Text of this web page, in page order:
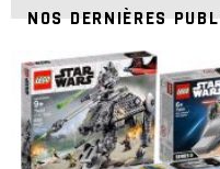
NOS DERNIÈRES